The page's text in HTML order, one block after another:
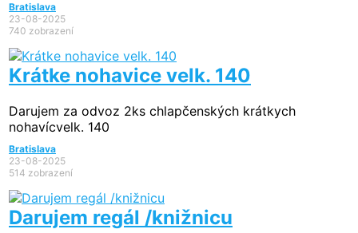
Bratislava
23-08-2025
740 zobrazení
Krátke nohavice velk. 140
Darujem za odvoz 2ks chlapčenských krátkych
nohavícvelk. 140
Bratislava
23-08-2025
514 zobrazení
Darujem regál /knižnicu